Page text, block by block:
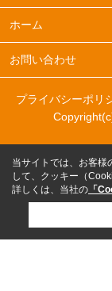
ホーム
お問い合わせ
プライバシーポリ
当サイトでは、お客様
して、クッキー（
詳しくは、当社の 「